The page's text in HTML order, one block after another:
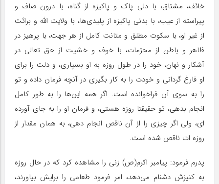
خائف، مشتاق، با دلی پاک و پاکیزه از گناه، با درون صاف و
پیراسته از عیب، با بدنی پاکیزه از پلیدی‌ها، با ولایت اللّه و برائت
از غیر او، با سکوت مطلق و متانت کامل از هر جهت، با پرهیز در
ظاهر و باطن از محرّمات، با خوف و خشیت از حق تعالی در
آشکار و نهان، خود را در طول روزه به او بسپاری، و دلت را برای
او فارغ گردانی و خودت را به کار بگیری در آنچه فرمان داده و تو
را به سوی آن فراخوانده است. اگر همه این‌ها را به طور کامل
انجام بدهی، تو حقیقتا روزه هستی، و فرمان او را به جای آورده
ای، ولی اگر چیزی را از آن ناقص انجام دهی، به همان مقدار از
روزه ات ناقص شده است.
پدرم فرمود: پیامبر اکرم(ص) زنی را مشاهده کرد که در حال روزه
به کنیزش دشنام می‌دهد، امر فرمود طعامی را برایش بیاورند،